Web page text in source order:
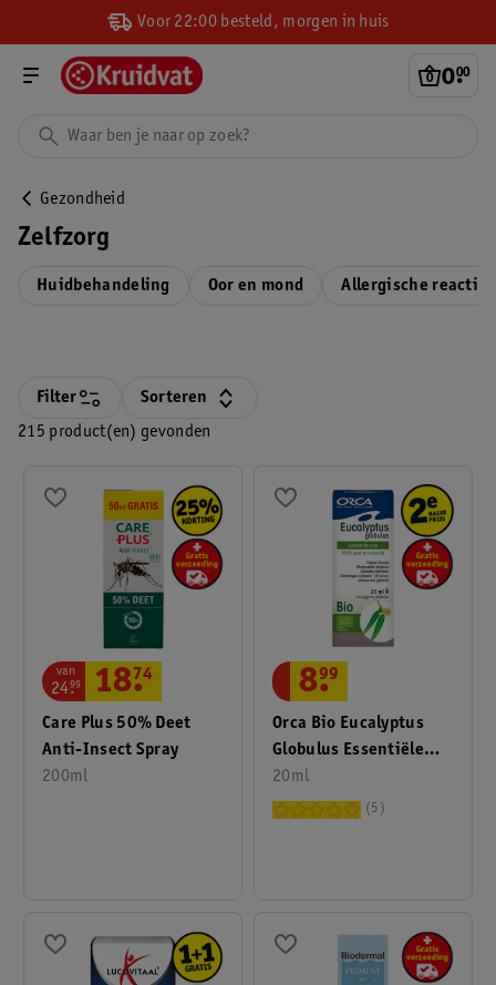
Voor 22:00 besteld, morgen in huis
0.
00
Gezondheid
Zelfzorg
Huidbehandeling Oor en mond Allergische reacties
215 product(en) gevonden
Filter Sorteren
Care Plus 50% Deet
Anti-Insect Spray
200ml
van
24.
99 18.
74
Orca Bio Eucalyptus
Globulus Essentiële
Olie
20ml
8.
99
5